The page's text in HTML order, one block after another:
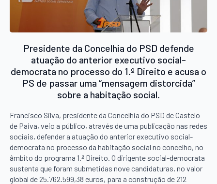
Presidente da Concelhia do PSD defende
atuação do anterior executivo social-
democrata no processo do 1.º Direito e acusa o
PS de passar uma “mensagem distorcida”
sobre a habitação social.
Francisco Silva, presidente da Concelhia do PSD de Castelo
de Paiva, veio a público, através de uma publicação nas redes
sociais, defender a atuação do anterior executivo social-
democrata no processo da habitação social no concelho, no
âmbito do programa 1.º Direito. O dirigente social-democrata
sustenta que foram submetidas nove candidaturas, no valor
global de 25.762.599,38 euros, para a construção de 212